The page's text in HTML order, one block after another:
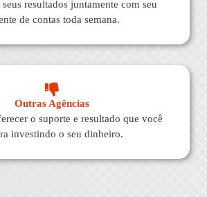
resultados juntamente com seu
de contas toda semana.
Outras Agências
o suporte e resultado que você
investindo o seu dinheiro.